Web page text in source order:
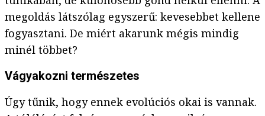
megoldás látszólag egyszerű: kevesebbet kellene
fogyasztani. De miért akarunk mégis mindig
minél többet?
Vágyakozni természetes
Úgy tűnik, hogy ennek evolúciós okai is vannak.